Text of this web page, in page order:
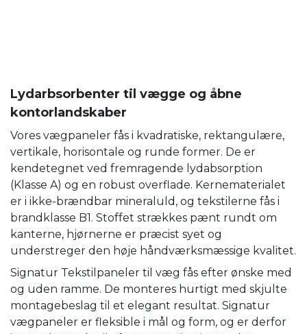
Lydarbsorbenter til vægge og åbne
kontorlandskaber
Vores vægpaneler fås i kvadratiske, rektangulære,
vertikale, horisontale og runde former. De er
kendetegnet ved fremragende lydabsorption
(Klasse A) og en robust overflade. Kernematerialet
er i ikke-brændbar mineraluld, og tekstilerne fås i
brandklasse B1. Stoffet strækkes pænt rundt om
kanterne, hjørnerne er præcist syet og
understreger den høje håndværksmæssige kvalitet.
Signatur Tekstilpaneler til væg fås efter ønske med
og uden ramme. De monteres hurtigt med skjulte
montagebeslag til et elegant resultat. Signatur
vægpaneler er fleksible i mål og form, og er derfor